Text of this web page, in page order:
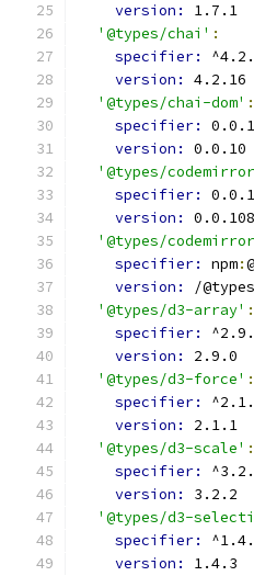
version: 1.7.1
'@types/chai' :
specifier:
version: 4.2.16
'@types/chai-dom' :
specifier:
version: 0.0.10
'@types/
specifier:
version: 0.0.108
'@types/
specifier: npm:
version:
/
'@types/d3-array' :
specifier:
version: 2.9.0
'@types/d3-force' :
specifier:
version: 2.1.1
'@types/d3-scale' :
specifier:
version: 3.2.2
'@types/d3-
specifier:
version: 1.4.3